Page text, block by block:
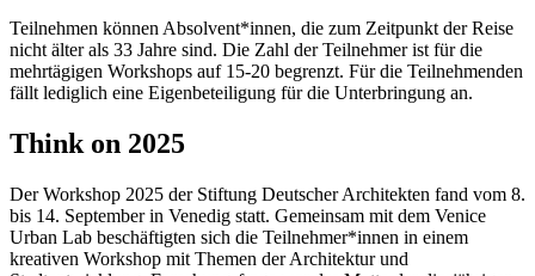
Teilnehmen können Absolvent*innen, die zum Zeitpunkt der Reise
nicht älter als 33 Jahre sind. Die Zahl der Teilnehmer ist für die
mehrtägigen Workshops auf 15-20 begrenzt. Für die Teilnehmenden
fällt lediglich eine Eigenbeteiligung für die Unterbringung an.
Think on 2025
Der Workshop 2025 der Stiftung Deutscher Architekten fand vom 8.
bis 14. September in Venedig statt. Gemeinsam mit dem Venice
Urban Lab beschäftigten sich die Teilnehmer*innen in einem
kreativen Workshop mit Themen der Architektur und